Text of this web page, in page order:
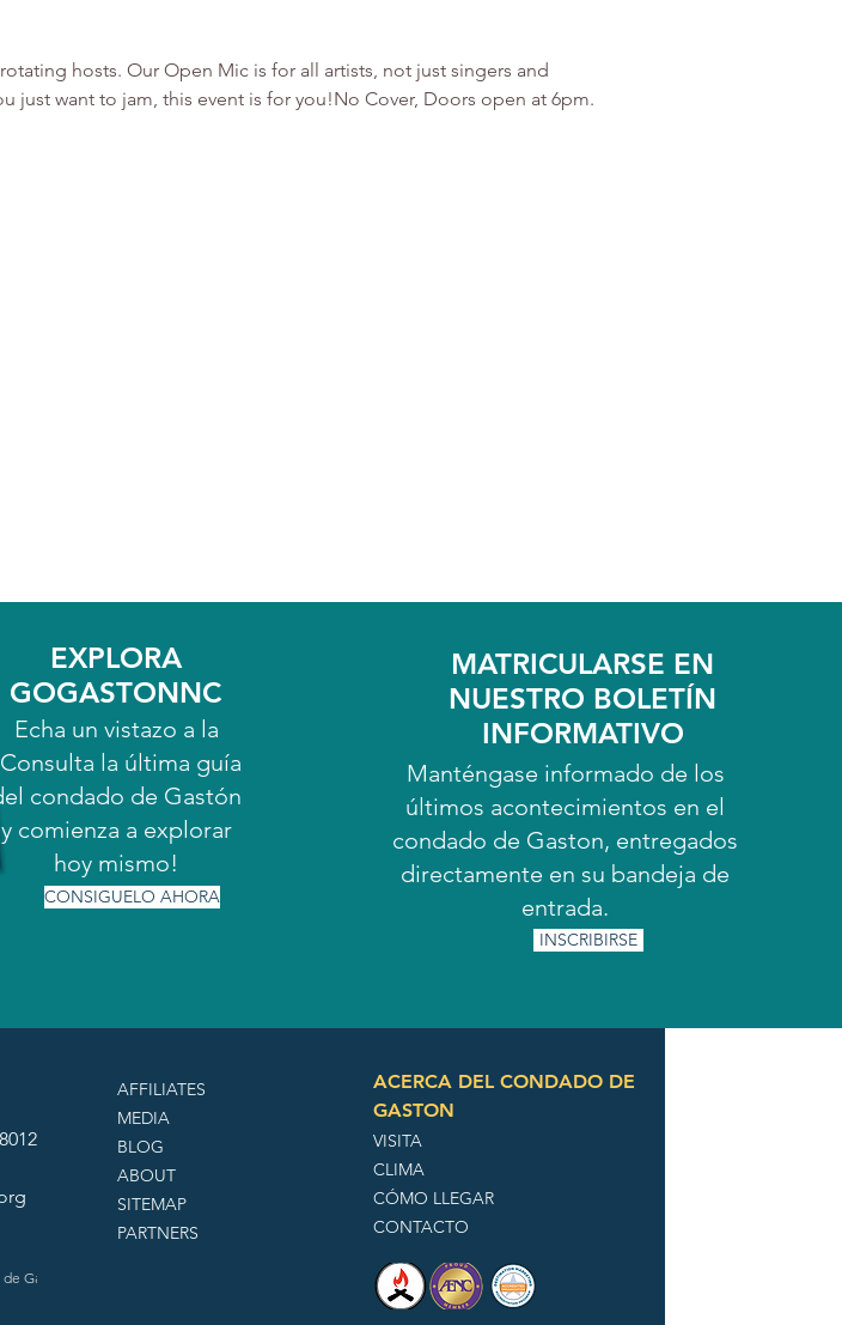
hosts. Our Open Mic is for all artists, not just singers and
just want to jam, this event is for you!No Cover, Doors open at 6pm.
EXPLORA
GOGASTONNC
Echa un vistazo a la
la última guía
condado de Gastón
y comienza a explorar
hoy mismo!
CONSIGUELO AHORA
MATRICULARSE EN
NUESTRO BOLETÍN
INFORMATIVO
Manténgase informado de los
últimos acontecimientos en el
condado de Gaston, entregados
directamente en su bandeja de
entrada.
INSCRIBIRSE
Gaston
AFFILIATES
MEDIA
BLOG
ABOUT
SITEMAP
PARTNERS
ACERCA DEL CONDADO DE
GASTON
VISITA
CLIMA
CÓMO LLEGAR
CONTACTO